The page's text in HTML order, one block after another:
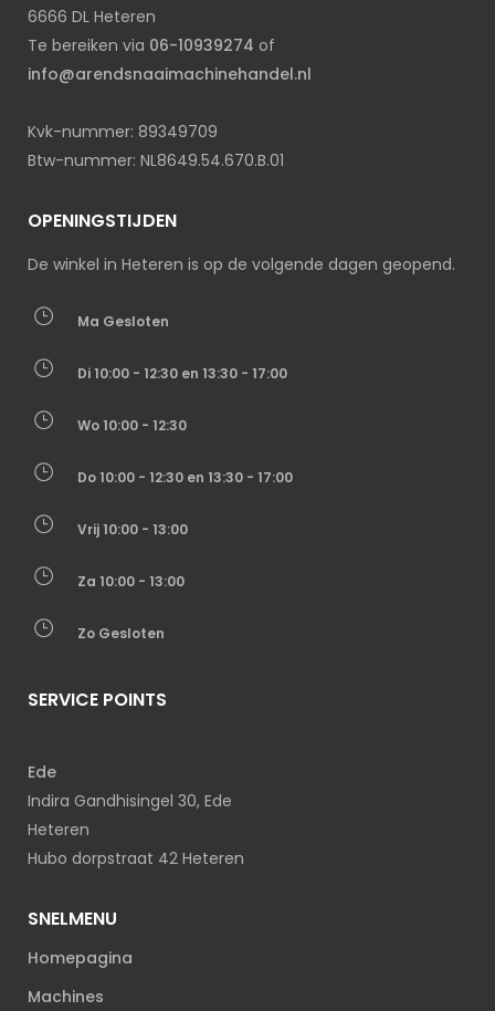
6666 DL Heteren
Te bereiken via 06-10939274 of
info@arendsnaaimachinehandel.nl
Kvk-nummer: 89349709
Btw-nummer: NL8649.54.670.B.01
OPENINGSTIJDEN
De winkel in Heteren is op de volgende dagen geopend.
Ma Gesloten
Di 10:00 - 12:30 en 13:30 - 17:00
Wo 10:00 - 12:30
Do 10:00 - 12:30 en 13:30 - 17:00
Vrij 10:00 - 13:00
Za 10:00 - 13:00
Zo Gesloten
SERVICE POINTS
Ede
Indira Gandhisingel 30, Ede
Heteren
Hubo dorpstraat 42 Heteren
SNELMENU
Homepagina
Machines